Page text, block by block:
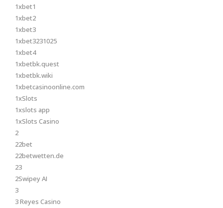
1xbet1
1xbet2
1xbet3
1xbet3231025
1xbet4
1xbetbk.quest
1xbetbk.wiki
1xbetcasinoonline.com
1xSlots
1xslots app
1xSlots Casino
2
22bet
22betwetten.de
23
2Swipey AI
3
3 Reyes Casino